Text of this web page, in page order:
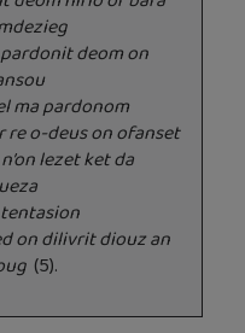
deom on
ma pardonom
re o-deus on ofanset
lezet ket da
on dilivrit diouz an
(5).